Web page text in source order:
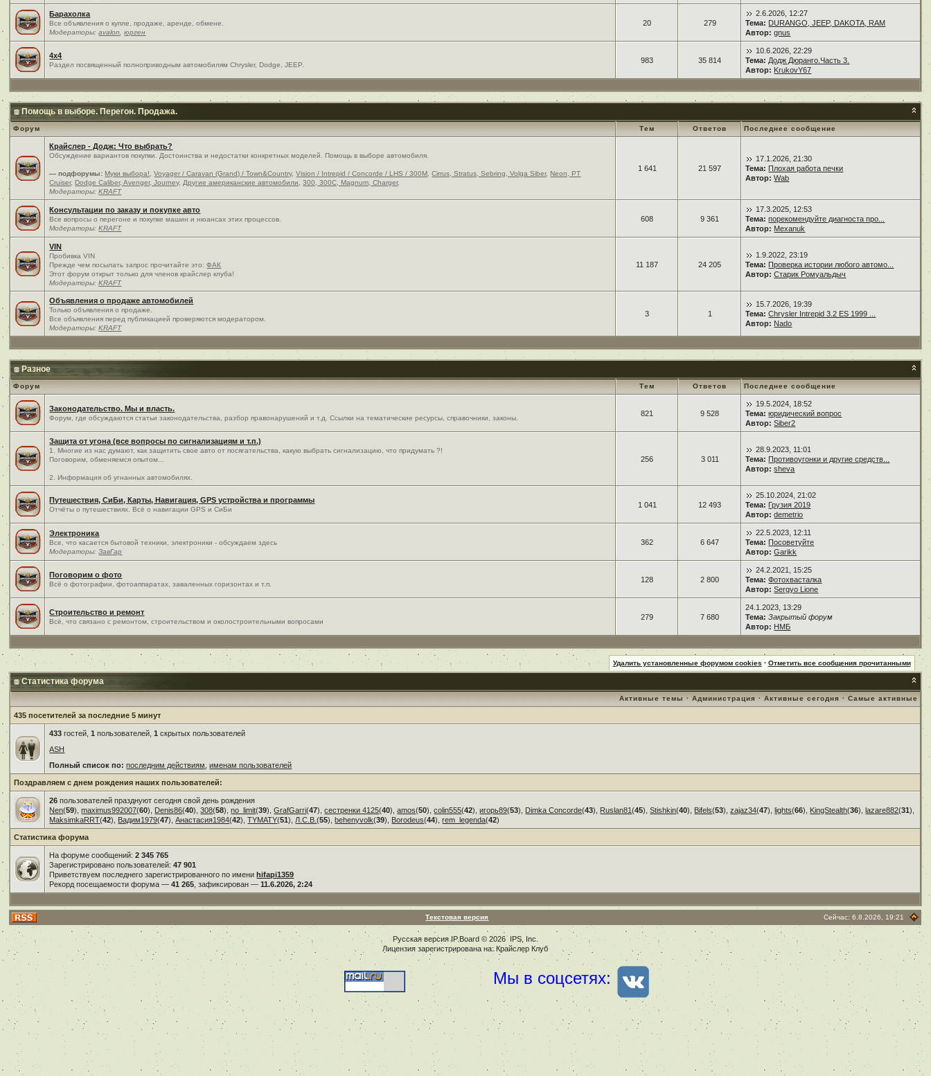
Барахолка
Все объявления о купле, продаже, аренде, обмене.
Модераторы:avalon ,юрген
20 279
2.6.2026, 12:27
Тема: DURANGO, JEEP, DAKOTA, RAM
Автор: gnus
4x4
Раздел посвященный полноприводным автомобилям Chrysler, Dodge, JEEP.
983 35 814
10.6.2026, 22:29
Тема: Додж Дюранго.Часть 3.
Автор: KrukovY67
Помощь в выборе. Перегон. Продажа.
Форум Тем Ответов Последнее сообщение
Крайслер - Додж: Что выбрать?
Обсуждение вариантов покупки. Достоинства и недостатки конкретных моделей. Помощь в выборе автомобиля.
— подфорумы: Муки выбора! ,Voyager / Caravan (Grand) / Town&Country,Vision / Intrepid / Concorde / LHS / 300M ,Cirrus, Stratus, Sebring, Volga Siber, Neon, PT
Cruiser, Dodge Caliber, Avenger, Journey, Другие американские автомобили ,300, 300C, Magnum, Charger,
Модераторы:KRAFT
1 641 21 597
17.1.2026, 21:30
Тема: Плохая работа печки
Автор: Wab
Консультации по заказу и покупке авто
Все вопросы о перегоне и покупке машин и нюансах этих процессов.
Модераторы:KRAFT
608 9 361
17.3.2025, 12:53
Тема: порекомендуйте диагноста про...
Автор: Mexanuk
VIN
Пробивка VIN
Прежде чем посылать запрос прочитайте это:ФАК
Этот форум открыт только для членов крайслер клуба!
Модераторы:KRAFT
11 187 24 205
1.9.2022, 23:19
Тема: Проверка истории любого автомо...
Автор: Старик Ромуальдыч
Объявления о продаже автомобилей
Только объявления о продаже.
Все объявления перед публикацией проверяются модератором.
Модераторы:KRAFT
3 1
15.7.2026, 19:39
Тема: Chrysler Intrepid 3.2 ES 1999 ...
Автор: Nado
Разное
Форум Тем Ответов Последнее сообщение
Законодательство. Мы и власть.
Форум, где обсуждаются статьи законодательства, разбор правонарушений и т.д. Ссылки на тематические ресурсы, справочники, законы.
821 9 528
19.5.2024, 18:52
Тема: юридический вопрос
Автор: Siber2
Защита от угона (все вопросы по сигнализациям и т.п.)
1. Многие из нас думают, как защитить свое авто от посягательства, какую выбрать сигнализацию, что придумать ?!
Поговорим, обменяемся опытом...
2. Информация об угнанных автомобилях.
256 3 011
28.9.2023, 11:01
Тема: Противоугонки и другие средств...
Автор: sheva
Путешествия, СиБи, Карты, Навигация, GPS устройства и программы
Отчёты о путешествиях. Всё о навигации GPS и СиБи
1 041 12 493
25.10.2024, 21:02
Тема: Грузия 2019
Автор: demetrio
Электроника
Все, что касается бытовой техники, электроники - обсуждаем здесь
Модераторы:ЗавГар
362 6 647
22.5.2023, 12:11
Тема: Посоветуйте
Автор: Garikk
Поговорим о фото
Всё о фотографии, фотоаппаратах, заваленных горизонтах и т.п.
128 2 800
24.2.2021, 15:25
Тема: Фотохвасталка
Автор: Sergyo Lione
Строительство и ремонт
Всё, что связано с ремонтом, строительством и околостроительными вопросами
279 7 680
24.1.2023, 13:29
Тема: Закрытый форум
Автор: НМБ
Удалить установленные форумом cookies · Отметить все сообщения прочитанными
Статистика форума
Активные темы ·Администрация ·Активные сегодня ·Самые активные
435 посетителей за последние 5 минут
433 гостей,1 пользователей,1 скрытых пользователей
ASH
Полный список по: последним действиям ,именам пользователей
Поздравляем с днем рождения наших пользователей:
26 пользователей празднуют сегодня свой день рождения
Nen(59),maximus992007(60), Denis86(40),308(58),no_limit(39),GrafGarri(47),сестренки 4125(40),amos(50),colin555(42),игорь89(53), Dimka Concorde(43), Ruslan81(45),Stishkin(40), Bifels(53),zajaz34(47),lights(66), KingStealth(36),lazare882(31),
MaksimkaRRT(42), Вадим1979(47),Анастасия1984(42),TYMATY(51), Л.С.В.(55),behenyvolk(39), Borodeus(44),rem_legenda(42)
Статистика форума
На форуме сообщений:2 345 765
Зарегистрировано пользователей:47 901
Приветствуем последнего зарегистрированного по имениhifapi1359
Рекорд посещаемости форума —41 265 , зафиксирован —11.6.2026, 2:24
Текстовая версия Сейчас: 6.8.2026, 19:21
Русская версия IP.Board© 2026 IPS, Inc.
Лицензия зарегистрирована на: Крайслер Клуб
Мы в соцсетях: